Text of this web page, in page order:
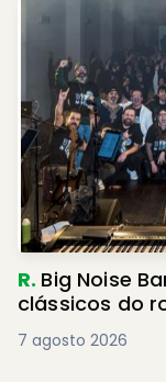
R. Big Noise
clássicos do
7 agosto 2026